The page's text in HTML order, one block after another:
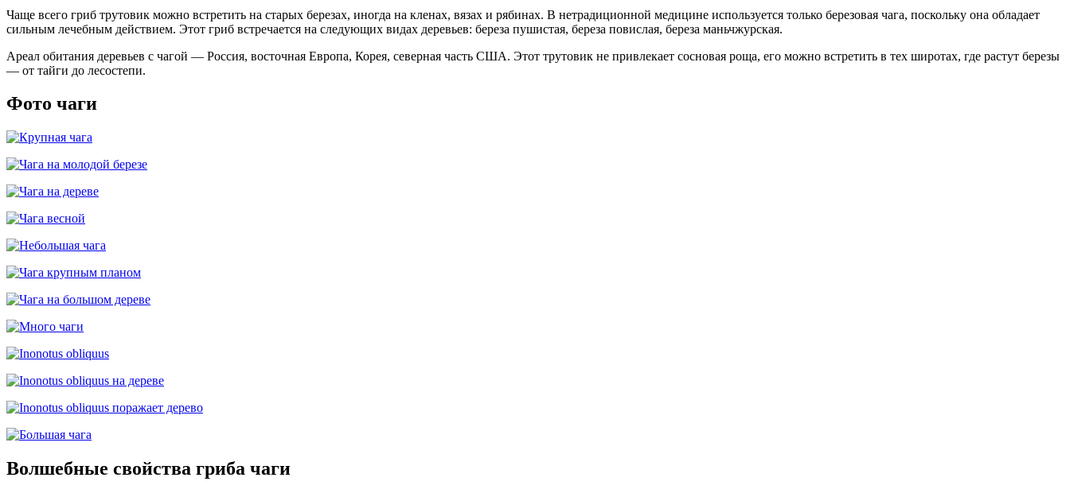
Чаще всего гриб трутовик можно встретить на старых березах, иногда на кленах, вязах и рябинах. В нетрадиционной медицине используется только березовая чага, поскольку она обладает
сильным лечебным действием. Этот гриб встречается на следующих видах деревьев: береза пушистая, береза повислая, береза маньчжурская.
Ареал обитания деревьев с чагой — Россия, восточная Европа, Корея, северная часть США. Этот трутовик не привлекает сосновая роща, его можно встретить в тех широтах, где растут березы
— от тайги до лесостепи.
Фото чаги
Волшебные свойства гриба чаги